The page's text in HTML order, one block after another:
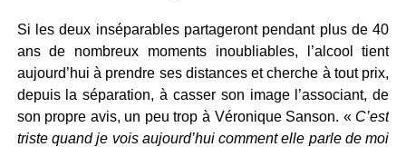
Si les deux inséparables partageront pendant plus de 40
ans de nombreux moments inoubliables, l’alcool tient
aujourd’hui à prendre ses distances et cherche à tout prix,
depuis la séparation, à casser son image l’associant, de
son propre avis, un peu trop à Véronique Sanson. « C’est
triste quand je vois aujourd’hui comment elle parle de moi